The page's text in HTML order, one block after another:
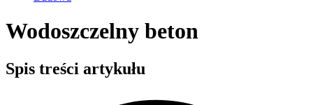
Wodoszczelny beton
Spis treści artykułu